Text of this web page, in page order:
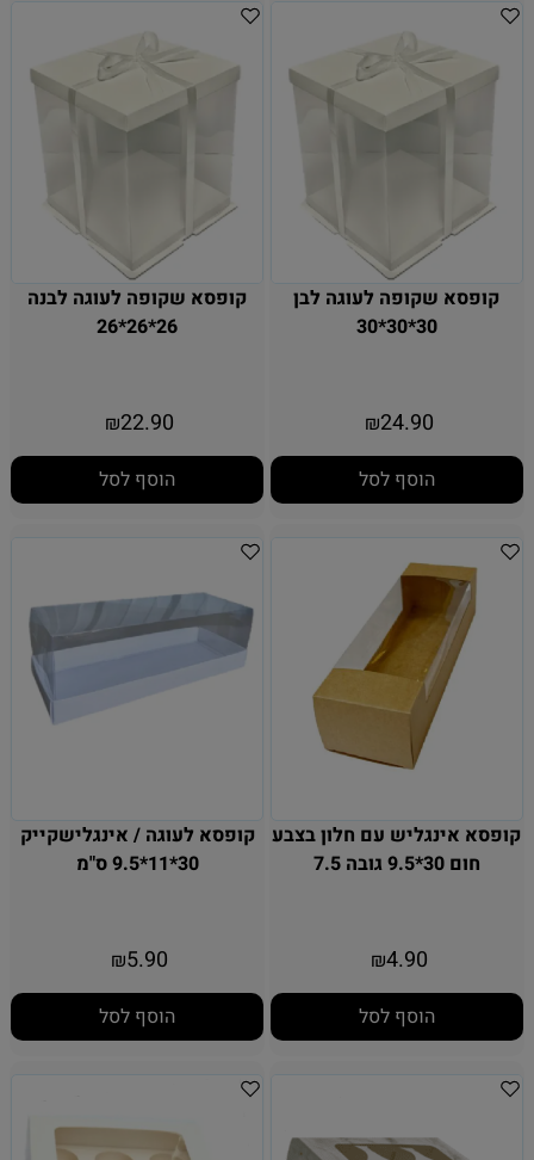
קופסא שקופה לעוגה לבן
30*30*30
₪24.90
הוסף לסל
קופסא שקופה לעוגה לבנה
26*26*26
₪22.90
הוסף לסל
קופסא אינגליש עם חלון בצבע
חום 30*9.5 גובה 7.5
₪4.90
הוסף לסל
קופסא לעוגה / אינגלישקייק
30*11*9.5 ס"מ
₪5.90
הוסף לסל